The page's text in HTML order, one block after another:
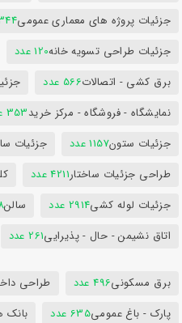
جزئیات پروژه های معماری عمومی344
جزئیات طراحی تسویه خانه120 عدد
برق کشی - اتصالات566 عدد
نمایشگاه - فروشگاه - مرکز خرید353 عدد
جزئیات ستون1157 عدد جزئیات
طراحی جزئیات ساختار4211 عدد
جزئیات لوله کشی2914 عدد سالن
اتاق نشیمن - حال - پذیرایی261 عدد
برق مسکونی496 عدد طراحی
پارک - باغ عمومی635 عدد بانک